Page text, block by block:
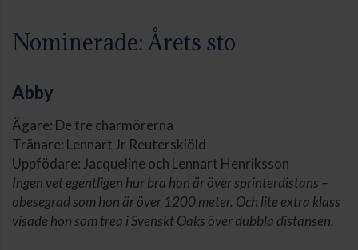
Nominerade: Årets sto
Abby
Ägare: De tre charmörerna
Tränare: Lennart Jr Reuterskiöld
Uppfödare: Jacqueline och Lennart Henriksson
Ingen vet egentligen hur bra hon är över sprinterdistans –
obesegrad som hon är över 1200 meter. Och lite extra klass
visade hon som trea i Svenskt Oaks över dubbla distansen.